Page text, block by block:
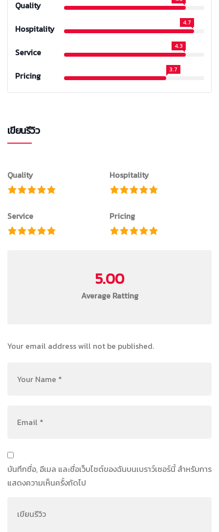
Quality
Hospitality
4.7
Service
4.3
Pricing
3.7
เขียนรีวิว
Quality Hospitality
Service Pricing
5.00
Average Ratting
Your email address will not be published.
บันทึกชื่อ, อีเมล และชื่อเว็บไซต์ของฉันบนเบราว์เซอร์นี้ สำหรับการ
แสดงความเห็นครั้งถัดไป